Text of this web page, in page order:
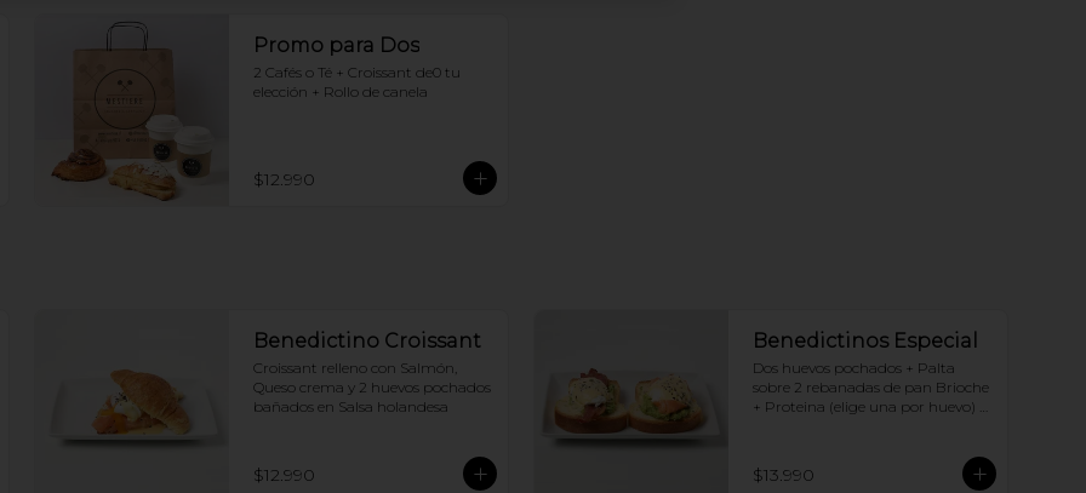
Promo para Dos
2 Cafés o Té + Croissant de0 tu
elección + Rollo de canela
$12.990
Benedictino Croissant
Croissant relleno con Salmón,
Queso crema y 2 huevos pochados
bañados en Salsa holandesa
$12.990
Benedictinos Especial
Dos huevos pochados + Palta
sobre 2 rebanadas de pan Brioche
+ Proteina (elige una por huevo) +
$13.990